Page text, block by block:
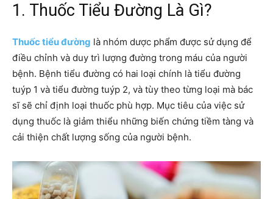
1. Thuốc Tiểu Đường Là Gì?
Thuốc tiểu đường là nhóm dược phẩm được sử dụng để
điều chỉnh và duy trì lượng đường trong máu của người
bệnh. Bệnh tiểu đường có hai loại chính là tiểu đường
tuýp 1 và tiểu đường tuýp 2, và tùy theo từng loại mà bác
sĩ sẽ chỉ định loại thuốc phù hợp. Mục tiêu của việc sử
dụng thuốc là giảm thiểu những biến chứng tiềm tàng và
cải thiện chất lượng sống của người bệnh.